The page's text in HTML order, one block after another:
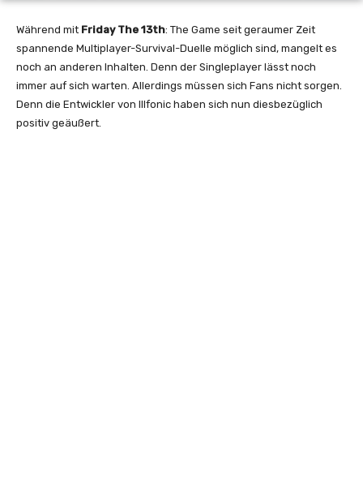
Während mit Friday The 13th: The Game seit geraumer Zeit
spannende Multiplayer-Survival-Duelle möglich sind, mangelt es
noch an anderen Inhalten. Denn der Singleplayer lässt noch
immer auf sich warten. Allerdings müssen sich Fans nicht sorgen.
Denn die Entwickler von Illfonic haben sich nun diesbezüglich
positiv geäußert.